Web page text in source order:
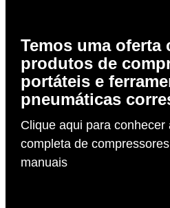
Temos uma oferta
produtos de
portáteis e
pneumáticas
Clique aqui para conhecer
completa de
manuais